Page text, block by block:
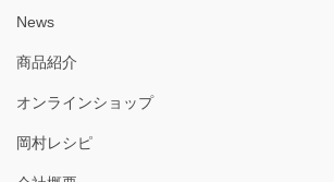
News
商品紹介
オンラインショップ
岡村レシピ